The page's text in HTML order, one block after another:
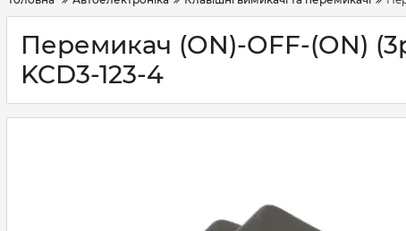
Перемикач (ON)-OFF-(ON)
KCD3-123-4